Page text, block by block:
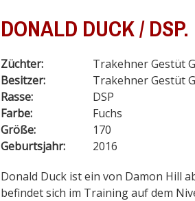
DONALD DUCK / DSP.
Züchter:
Trakehner Gestüt
Besitzer:
Trakehner Gestüt
Rasse:
DSP
Farbe:
Fuchs
Größe:
170
Geburtsjahr:
2016
Donald Duck ist ein von Damon Hill
befindet sich im Training auf dem